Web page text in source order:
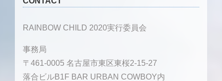
RAINBOW CHILD 2020実行委員会
事務局
〒461-0005 名古屋市東区東桜2-15-27
落合ビルB1F BAR URBAN COWBOY内